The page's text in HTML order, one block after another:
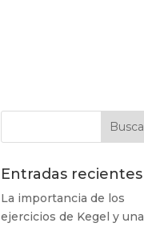
Entradas recientes
La importancia de los
ejercicios de Kegel y una